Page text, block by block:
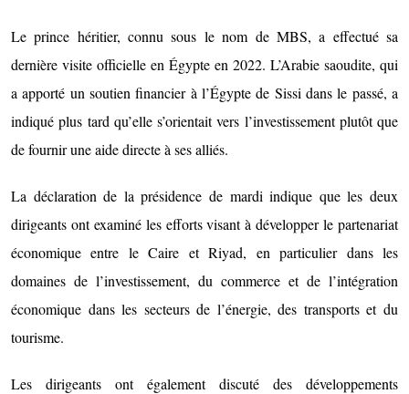
Le prince héritier, connu sous le nom de MBS, a effectué sa
dernière visite officielle en Égypte en 2022. L’Arabie saoudite, qui
a apporté un soutien financier à l’Égypte de Sissi dans le passé, a
indiqué plus tard qu’elle s’orientait vers l’investissement plutôt que
de fournir une aide directe à ses alliés.
La déclaration de la présidence de mardi indique que les deux
dirigeants ont examiné les efforts visant à développer le partenariat
économique entre le Caire et Riyad, en particulier dans les
domaines de l’investissement, du commerce et de l’intégration
économique dans les secteurs de l’énergie, des transports et du
tourisme.
Les dirigeants ont également discuté des développements